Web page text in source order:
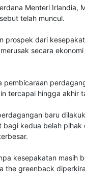
Menteri Irlandia,
telah muncul.
prospek dari
secara
tercapai hingga akhir
baru
kedua belah
kesepakatan masih
the greenback